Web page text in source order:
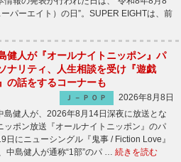
パーエイト）の日”。SUPER EIGHTは、前
健人が『オールナイトニッポン』パ
ナリティ、人生相談を受け『遊戯
の話をするコーナーも
Ｊ－ＰＯＰ
2026年8月8日
健人が、2026年8月14日深夜に放送とな
ッポン放送『オールナイトニッポン』のパ
にニューシングル『鬼事 / Fiction Love』
中島健人が通称“1部”のパ … 続きを読む